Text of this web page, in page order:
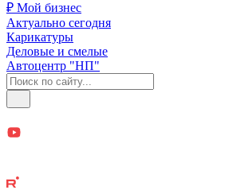
₽ Мой бизнес
Актуально сегодня
Карикатуры
Деловые и смелые
Автоцентр "НП"